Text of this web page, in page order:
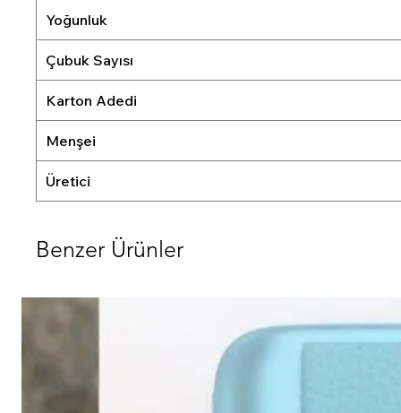
Yoğunluk
Çubuk Sayısı
Karton Adedi
Menşei
Üretici
Benzer Ürünler